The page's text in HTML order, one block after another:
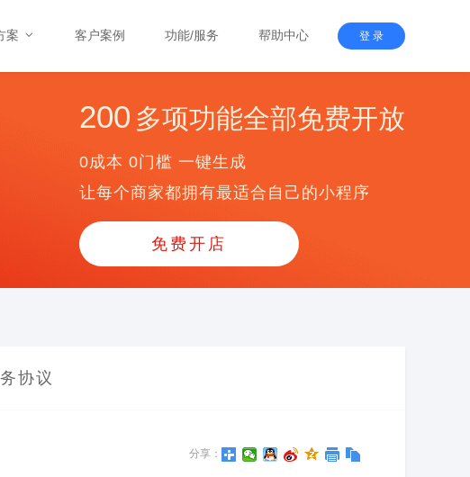
案 客户案例 功能/服务 帮助中心 登 录
200 多项功能全部免费开放
0成本 0门槛 一键生成
让每个商家都拥有最适合自己的小程序
免费开店
协议
分享：